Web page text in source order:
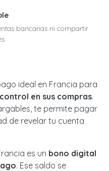
bancarias ni compartir
ideal en Francia para
en sus compras.
te permite pagar
de revelar tu cuenta
es un bono digital
. Ese saldo se